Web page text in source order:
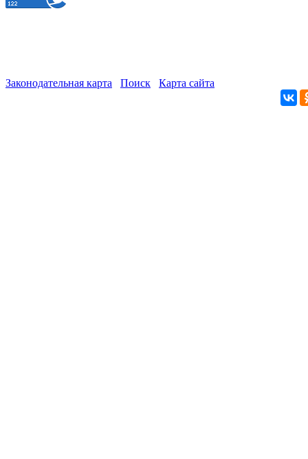
Законодательная карта Поиск Карта сайта